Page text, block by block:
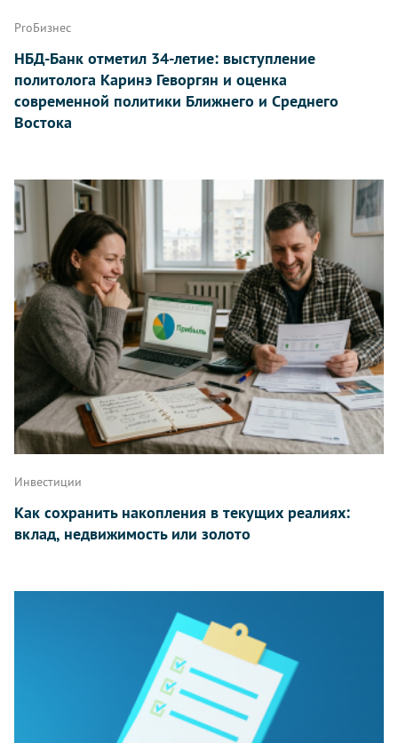
ProБизнес
НБД-Банк отметил 34-летие: выступление
политолога Каринэ Геворгян и оценка
современной политики Ближнего и Среднего
Востока
Инвестиции
Как сохранить накопления в текущих реалиях:
вклад, недвижимость или золото